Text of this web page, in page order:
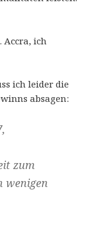
Accra, ich
ich leider die
absagen:
zum
wenigen